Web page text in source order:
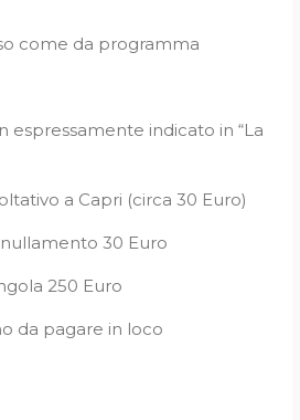
come da programma
indicato in “La
a Capri (circa 30 Euro)
30 Euro
250 Euro
da pagare in loco